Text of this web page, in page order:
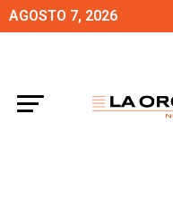
AGOSTO 7, 2026